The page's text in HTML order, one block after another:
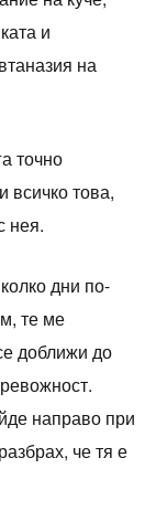
и
на
точно
всичко това,
нея.
дни по-
те ме
доближи до
направо при
че тя е